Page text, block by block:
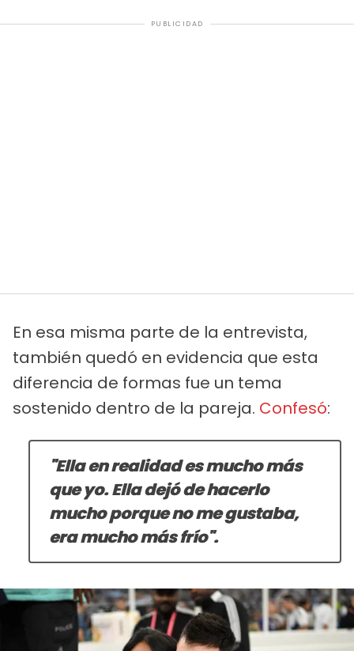
PUBLICIDAD
En esa misma parte de la entrevista,
también quedó en evidencia que esta
diferencia de formas fue un tema
sostenido dentro de la pareja. Confesó:
"Ella en realidad es mucho más
que yo. Ella dejó de hacerlo
mucho porque no me gustaba,
era mucho más frío".